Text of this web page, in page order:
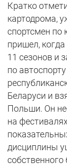
Кратко
картодрома,
спортсмен по
пришел,
11 сезонов и
по
Беларуси и
Польши. Он
на
дисциплины
собственного